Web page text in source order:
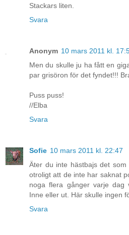
Stackars liten.
Svara
Anonym 10 mars 2011 kl.
Men du skulle ju ha fått en
par grisöron för det fyndet!!!
Puss puss!
//Elba
Svara
Sofie 10 mars 2011 kl. 22:47
Äter du inte hästbajs det
otroligt att de inte har saknat
noga flera gånger varje dag
Inne eller ut. Här skulle ingen
Svara